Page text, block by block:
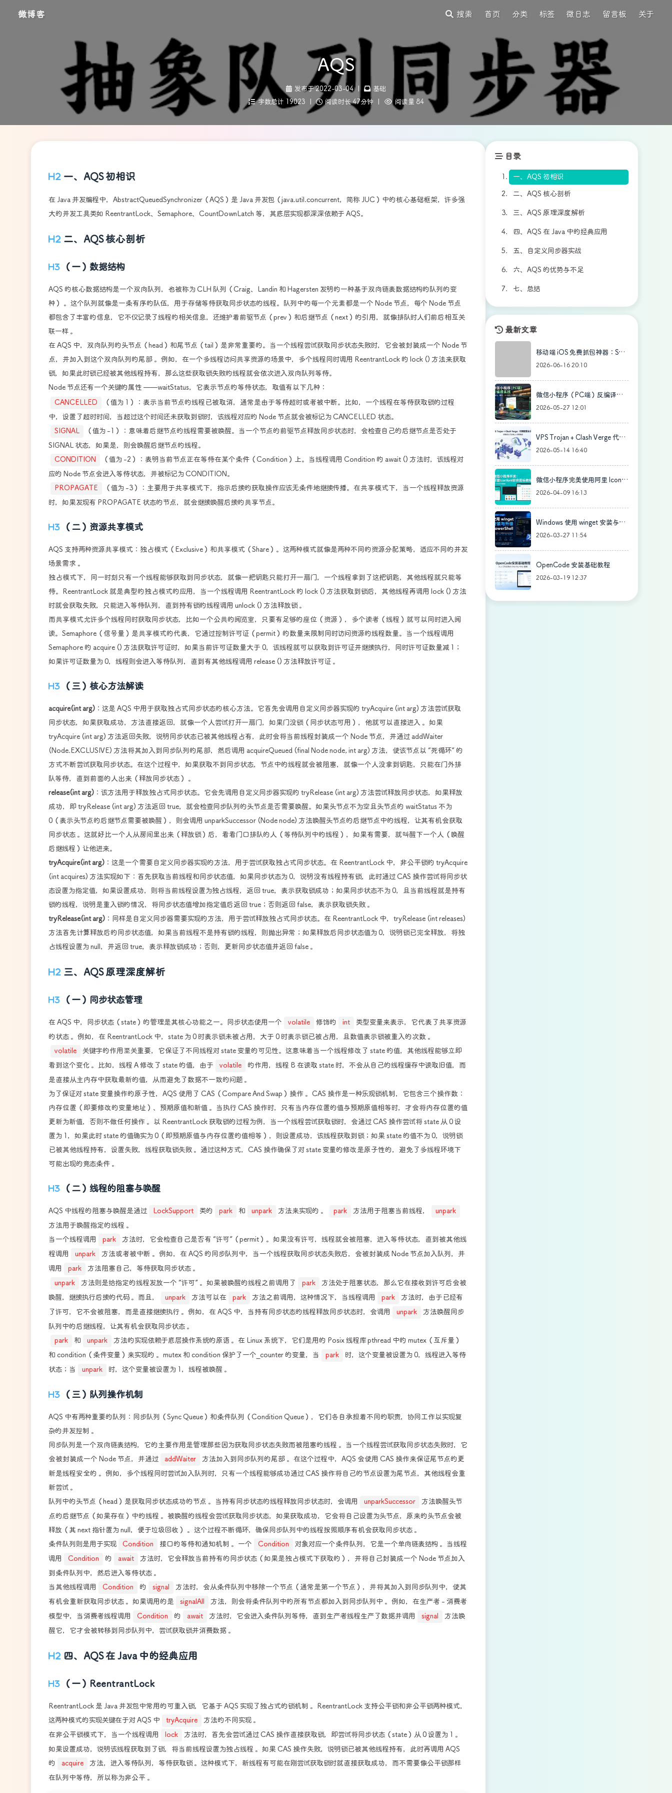
微博客 搜索 首页 分类 标签 微日志 留言板 关于
AQS
发布于 2022-03-04
基础
字数总计 19023
阅读时长 47分钟 阅读量 84
一、AQS 初相识
在 Java 并发编程中，AbstractQueuedSynchronizer（AQS）是 Java 并发包（java.util.concurrent，简称 JUC）中的核心基础框架，许多强
大的并发工具类如 ReentrantLock、Semaphore、CountDownLatch 等，其底层实现都深深依赖于 AQS。
二、AQS 核心剖析
（一）数据结构
AQS 的核心数据结构是一个双向队列，也被称为 CLH 队列（Craig、Landin 和 Hagersten 发明的一种基于双向链表数据结构的队列的变
种） 。这个队列就像是一条有序的队伍，用于存储等待获取同步状态的线程。队列中的每一个元素都是一个 Node 节点，每个 Node 节点
都包含了丰富的信息，它不仅记录了线程的相关信息，还维护着前驱节点（prev）和后继节点（next）的引用，就像排队时人们前后相互关
联一样 。
在 AQS 中，双向队列的头节点（head）和尾节点（tail）是非常重要的。当一个线程尝试获取同步状态失败时，它会被封装成一个 Node 节
点，并加入到这个双向队列的尾部 。例如，在一个多线程访问共享资源的场景中，多个线程同时调用 ReentrantLock 的 lock () 方法来获取
锁，如果此时锁已经被其他线程持有，那么这些获取锁失败的线程就会依次进入双向队列等待。
Node 节点还有一个关键的属性 ——waitStatus，它表示节点的等待状态，取值有以下几种：
CANCELLED
（值为 1）：表示当前节点的线程已被取消，通常是由于等待超时或者被中断。比如，一个线程在等待获取锁的过程
中，设置了超时时间，当超过这个时间还未获取到锁时，该线程对应的 Node 节点就会被标记为 CANCELLED 状态。
SIGNAL
（值为 -1）：意味着后继节点的线程需要被唤醒。当一个节点的前驱节点释放同步状态时，会检查自己的后继节点是否处于
SIGNAL 状态，如果是，则会唤醒后继节点的线程。
CONDITION
（值为 -2）：表明当前节点正在等待在某个条件（Condition）上。当线程调用 Condition 的 await () 方法时，该线程对
应的 Node 节点会进入等待状态，并被标记为 CONDITION。
PROPAGATE
（值为 -3）：主要用于共享模式下，指示后续的获取操作应该无条件地继续传播。在共享模式下，当一个线程释放资源
时，如果发现有 PROPAGATE 状态的节点，就会继续唤醒后续的共享节点。
（二）资源共享模式
AQS 支持两种资源共享模式：独占模式（Exclusive）和共享模式（Share）。这两种模式就像是两种不同的资源分配策略，适应不同的并发
场景需求 。
独占模式下，同一时刻只有一个线程能够获取到同步状态，就像一把钥匙只能打开一扇门，一个线程拿到了这把钥匙，其他线程就只能等
待。ReentrantLock 就是典型的独占模式的应用，当一个线程调用 ReentrantLock 的 lock () 方法获取到锁后，其他线程再调用 lock () 方法
时就会获取失败，只能进入等待队列，直到持有锁的线程调用 unlock () 方法释放锁 。
而共享模式允许多个线程同时获取同步状态，比如一个公共的阅览室，只要有足够的座位（资源），多个读者（线程）就可以同时进入阅
读。Semaphore（信号量）是共享模式的代表，它通过控制许可证（permit）的数量来限制同时访问资源的线程数量。当一个线程调用
Semaphore 的 acquire () 方法获取许可证时，如果当前许可证数量大于 0，该线程就可以获取到许可证并继续执行，同时许可证数量减 1；
如果许可证数量为 0，线程则会进入等待队列，直到有其他线程调用 release () 方法释放许可证 。
（三）核心方法解读
acquire(int arg) ：这是 AQS 中用于获取独占式同步状态的核心方法。它首先会调用自定义同步器实现的 tryAcquire (int arg) 方法尝试获取
同步状态，如果获取成功，方法直接返回，就像一个人尝试打开一扇门，如果门没锁（同步状态可用），他就可以直接进入 。如果
tryAcquire (int arg) 方法返回失败，说明同步状态已被其他线程占有，此时会将当前线程封装成一个 Node 节点，并通过 addWaiter
(Node.EXCLUSIVE) 方法将其加入到同步队列的尾部，然后调用 acquireQueued (final Node node, int arg) 方法，使该节点以 “死循环” 的
方式不断尝试获取同步状态。在这个过程中，如果获取不到同步状态，节点中的线程就会被阻塞，就像一个人没拿到钥匙，只能在门外排
队等待，直到前面的人出来（释放同步状态） 。
release(int arg) ：该方法用于释放独占式同步状态。它会先调用自定义同步器实现的 tryRelease (int arg) 方法尝试释放同步状态，如果释放
成功，即 tryRelease (int arg) 方法返回 true，就会检查同步队列的头节点是否需要唤醒。如果头节点不为空且头节点的 waitStatus 不为
0（表示头节点的后继节点需要被唤醒），则会调用 unparkSuccessor (Node node) 方法唤醒头节点的后继节点中的线程，让其有机会获取
同步状态 。这就好比一个人从房间里出来（释放锁）后，看看门口排队的人（等待队列中的线程），如果有需要，就叫醒下一个人（唤醒
后继线程）让他进来。
tryAcquire(int arg) ：这是一个需要自定义同步器实现的方法，用于尝试获取独占式同步状态。在 ReentrantLock 中，非公平锁的 tryAcquire
(int acquires) 方法实现如下：首先获取当前线程和同步状态值，如果同步状态为 0，说明没有线程持有锁，此时通过 CAS 操作尝试将同步状
态设置为指定值，如果设置成功，则将当前线程设置为独占线程，返回 true，表示获取锁成功；如果同步状态不为 0，且当前线程就是持有
锁的线程，说明是重入锁的情况，将同步状态值增加指定值后返回 true；否则返回 false，表示获取锁失败 。
tryRelease(int arg) ：同样是自定义同步器需要实现的方法，用于尝试释放独占式同步状态。在 ReentrantLock 中，tryRelease (int releases)
方法首先计算释放后的同步状态值，如果当前线程不是持有锁的线程，则抛出异常；如果释放后同步状态值为 0，说明锁已完全释放，将独
占线程设置为 null，并返回 true，表示释放锁成功；否则，更新同步状态值并返回 false 。
三、AQS 原理深度解析
（一）同步状态管理
在 AQS 中，同步状态（state）的管理是其核心功能之一。同步状态使用一个 volatile 修饰的 int
类型变量来表示，它代表了共享资源
的状态 。例如，在 ReentrantLock 中，state 为 0 时表示锁未被占用，大于 0 时表示锁已被占用，且数值表示锁被重入的次数 。
volatile
关键字的作用至关重要，它保证了不同线程对 state 变量的可见性。这意味着当一个线程修改了 state 的值，其他线程能够立即
看到这个变化 。比如，线程 A 修改了 state 的值，由于
volatile
的作用，线程 B 在读取 state 时，不会从自己的线程缓存中读取旧值，而
是直接从主内存中获取最新的值，从而避免了数据不一致的问题 。
为了保证对 state 变量操作的原子性，AQS 使用了 CAS（Compare And Swap）操作 。CAS 操作是一种乐观锁机制，它包含三个操作数：
内存位置（即要修改的变量地址）、预期原值和新值 。当执行 CAS 操作时，只有当内存位置的值与预期原值相等时，才会将内存位置的值
更新为新值，否则不做任何操作 。以 ReentrantLock 获取锁的过程为例，当一个线程尝试获取锁时，会通过 CAS 操作尝试将 state 从 0 设
置为 1，如果此时 state 的值确实为 0（即预期原值与内存位置的值相等），则设置成功，该线程获取到锁；如果 state 的值不为 0，说明锁
已被其他线程持有，设置失败，线程获取锁失败 。通过这种方式，CAS 操作确保了对 state 变量的修改是原子性的，避免了多线程环境下
可能出现的竞态条件 。
（二）线程的阻塞与唤醒
AQS 中线程的阻塞与唤醒是通过 LockSupport 类的 park 和 unpark 方法来实现的 。 park 方法用于阻塞当前线程，
unpark
方法用于唤醒指定的线程 。
当一个线程调用
park
方法时，它会检查自己是否有 “许可”（permit）。如果没有许可，线程就会被阻塞，进入等待状态，直到被其他线
程调用
unpark
方法或者被中断 。例如，在 AQS 的同步队列中，当一个线程获取同步状态失败后，会被封装成 Node 节点加入队列，并
调用
park
方法阻塞自己，等待获取同步状态 。
unpark
方法则是给指定的线程发放一个 “许可” 。如果被唤醒的线程之前调用了 park
方法处于阻塞状态，那么它在接收到许可后会被
唤醒，继续执行后续的代码 。而且，
unpark 方法可以在 park 方法之前调用，这种情况下，当线程调用 park
方法时，由于已经有
了许可，它不会被阻塞，而是直接继续执行 。例如，在 AQS 中，当持有同步状态的线程释放同步状态时，会调用
unpark
方法唤醒同步
队列中的后继线程，让其有机会获取同步状态 。
park
和 unpark
方法的实现依赖于底层操作系统的原语 。在 Linux 系统下，它们是用的 Posix 线程库 pthread 中的 mutex（互斥量）
和 condition（条件变量）来实现的 。mutex 和 condition 保护了一个_counter 的变量，当
park
时，这个变量被设置为 0，线程进入等待
状态；当
unpark 时，这个变量被设置为 1，线程被唤醒 。
（三）队列操作机制
AQS 中有两种重要的队列：同步队列（Sync Queue）和条件队列（Condition Queue），它们各自承担着不同的职责，协同工作以实现复
杂的并发控制 。
同步队列是一个双向链表结构，它的主要作用是管理那些因为获取同步状态失败而被阻塞的线程 。当一个线程尝试获取同步状态失败时，它
会被封装成一个 Node 节点，并通过
addWaiter
方法加入到同步队列的尾部 。在这个过程中，AQS 会使用 CAS 操作来保证尾节点的更
新是线程安全的 。例如，多个线程同时尝试加入队列时，只有一个线程能够成功通过 CAS 操作将自己的节点设置为尾节点，其他线程会重
新尝试 。
队列中的头节点（head）是获取同步状态成功的节点 。当持有同步状态的线程释放同步状态时，会调用
unparkSuccessor
方法唤醒头节
点的后继节点（如果存在）中的线程 。被唤醒的线程会尝试获取同步状态，如果获取成功，它会将自己设置为头节点，原来的头节点会被
释放（其 next 指针置为 null，便于垃圾回收） 。这个过程不断循环，确保同步队列中的线程按照顺序有机会获取同步状态 。
条件队列则是用于实现
Condition 接口的等待和通知机制 。一个 Condition
对象对应一个条件队列，它是一个单向链表结构 。当线程
调用
Condition 的 await
方法时，它会释放当前持有的同步状态（如果是独占模式下获取的），并将自己封装成一个 Node 节点加入
到条件队列中，然后进入等待状态 。
当其他线程调用
Condition 的 signal
方法时，会从条件队列中移除一个节点（通常是第一个节点），并将其加入到同步队列中，使其
有机会重新获取同步状态 。如果调用的是
signalAll
方法，则会将条件队列中的所有节点都加入到同步队列中 。例如，在生产者 - 消费者
模型中，当消费者线程调用
Condition 的 await 方法时，它会进入条件队列等待，直到生产者线程生产了数据并调用 signal
方法唤
醒它，它才会被转移到同步队列中，尝试获取锁并消费数据 。
四、AQS 在 Java 中的经典应用
（一）ReentrantLock
ReentrantLock 是 Java 并发包中常用的可重入锁，它基于 AQS 实现了独占式的锁机制 。ReentrantLock 支持公平锁和非公平锁两种模式，
这两种模式的实现关键在于对 AQS 中
tryAcquire
方法的不同实现 。
在非公平锁模式下，当一个线程调用
lock
方法时，首先会尝试通过 CAS 操作直接获取锁，即尝试将同步状态（state）从 0 设置为 1 。
如果设置成功，说明该线程获取到了锁，将当前线程设置为独占线程 。如果 CAS 操作失败，说明锁已被其他线程持有，此时再调用 AQS
的
acquire
方法，进入等待队列，等待获取锁 。这种模式下，新线程有可能在刚尝试获取锁时就直接获取成功，而不需要像公平锁那样
在队列中等待，所以称为非公平 。
目录
一、AQS 初相识
二、AQS 核心剖析
（一）数据结构
（二）资源共享模式
（三）核心方法解读
三、AQS 原理深度解析
（一）同步状态管理
（二）线程的阻塞与唤醒
（三）队列操作机制
四、AQS 在 Java 中的经典应用
（一）ReentrantLock
（二）CountDownLatch
（三）Semaphore
五、自定义同步器实战
（一）场景与需求分析
（二）实现步骤
六、AQS 的优势与不足
（一）优势
（二）不足
七、总结
最新文章
移动端 iOS 免费抓包神器：Spid
er Proxy 使用指南
2026-06-16 20:10
微信小程序（PC端）反编译实
战
2026-05-27 12:01
VPS Trojan + Clash Verge 代理
配置全流程
2026-05-14 16:40
微信小程序完美使用阿里 Iconfo
nt 彩色图标！
2026-04-09 16:13
Windows 使用 winget 安装与升
级 PowerShell
2026-03-27 11:54
OpenCode 安装基础教程
2026-03-19 12:37